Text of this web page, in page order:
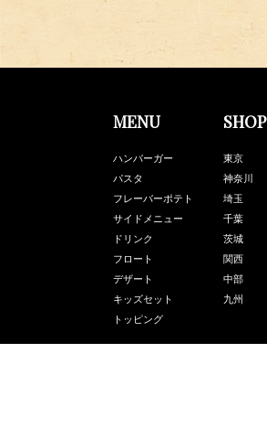
MENU
ハンバーガー
パスタ
フレーバーポテト
サイドメニュー
ドリンク
フロート
デザート
キッズセット
トッピング
SHOP
東京
神奈川
埼玉
千葉
茨城
関西
中部
九州